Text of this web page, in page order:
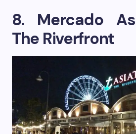
8. Mercado
The Riverfront